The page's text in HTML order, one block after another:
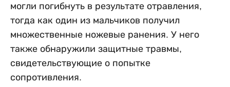
могли погибнуть в результате отравления,
тогда как один из мальчиков получил
множественные ножевые ранения. У него
также обнаружили защитные травмы,
свидетельствующие о попытке
сопротивления.